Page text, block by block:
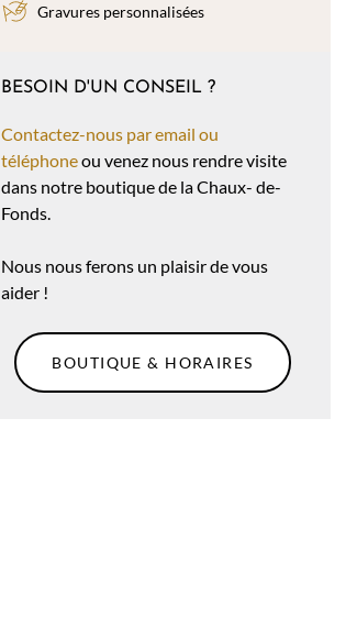
Gravures personnalisées
BESOIN D'UN CONSEIL ?
Contactez-nous par email ou
téléphoneou venez nous rendre visite
dans notre boutique de la Chaux- de-
Fonds.
Nous nous ferons un plaisir de vous
aider !
BOUTIQUE & HORAIRES